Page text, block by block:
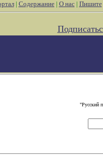
| Содержание| О нас| Пишите
"Русский